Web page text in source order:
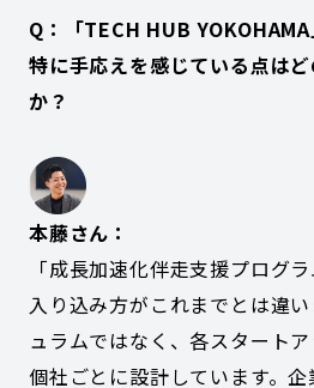
Q：「TECH HUB YOKOHAMA
特に手応えを感じている点は
か？
本藤さん：
「成長加速化伴走支援プログ
入り込み方がこれまでとは違
ュラムではなく、各スタート
個社ごとに設計しています。